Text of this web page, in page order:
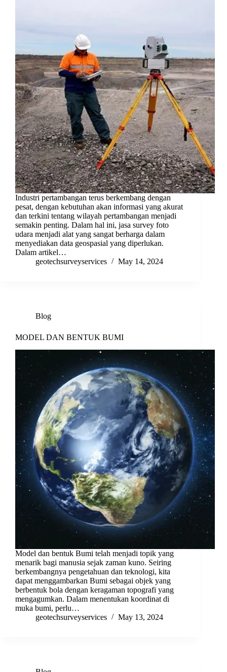
Industri pertambangan terus berkembang dengan
pesat, dengan kebutuhan akan informasi yang akurat
dan terkini tentang wilayah pertambangan menjadi
semakin penting. Dalam hal ini, jasa survey foto
udara menjadi alat yang sangat berharga dalam
menyediakan data geospasial yang diperlukan.
Dalam artikel…
geotechsurveyservices
May 14, 2024
Blog
MODEL DAN BENTUK BUMI
Model dan bentuk Bumi telah menjadi topik yang
menarik bagi manusia sejak zaman kuno. Seiring
berkembangnya pengetahuan dan teknologi, kita
dapat menggambarkan Bumi sebagai objek yang
berbentuk bola dengan keragaman topografi yang
mengagumkan. Dalam menentukan koordinat di
muka bumi, perlu…
geotechsurveyservices
May 13, 2024